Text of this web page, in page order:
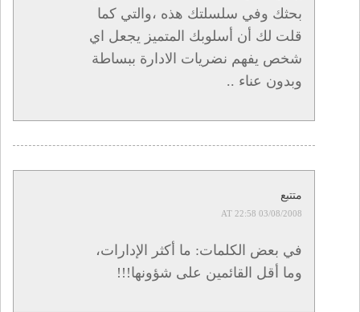
بحثك وفي سلسلتك هذه ،والتي كما
قلت لك أن أسلوبك المتميز يجعل اي
شخص يفهم نضريات الادارة ببساطة
وبدون عناء ..
متتبع
03/08/2008 AT 22:58
في بعض الكلمات: ما أكثر الإدارات،
وما أقل القائمين على شؤونها!!!